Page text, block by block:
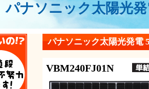
パナソニック太陽光
安さの秘密パナソニック太陽光発電
VBM240FJ01N